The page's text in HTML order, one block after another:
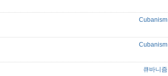
Cubanism
Cubanism
큐바니즘